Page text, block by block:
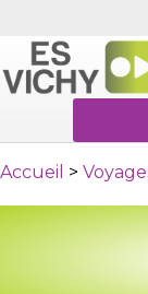
Accueil >